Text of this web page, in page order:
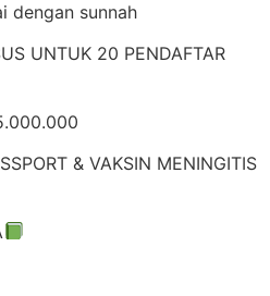
dengan sunnah
UNTUK 20 PENDAFTAR
& VAKSIN MENINGITIS